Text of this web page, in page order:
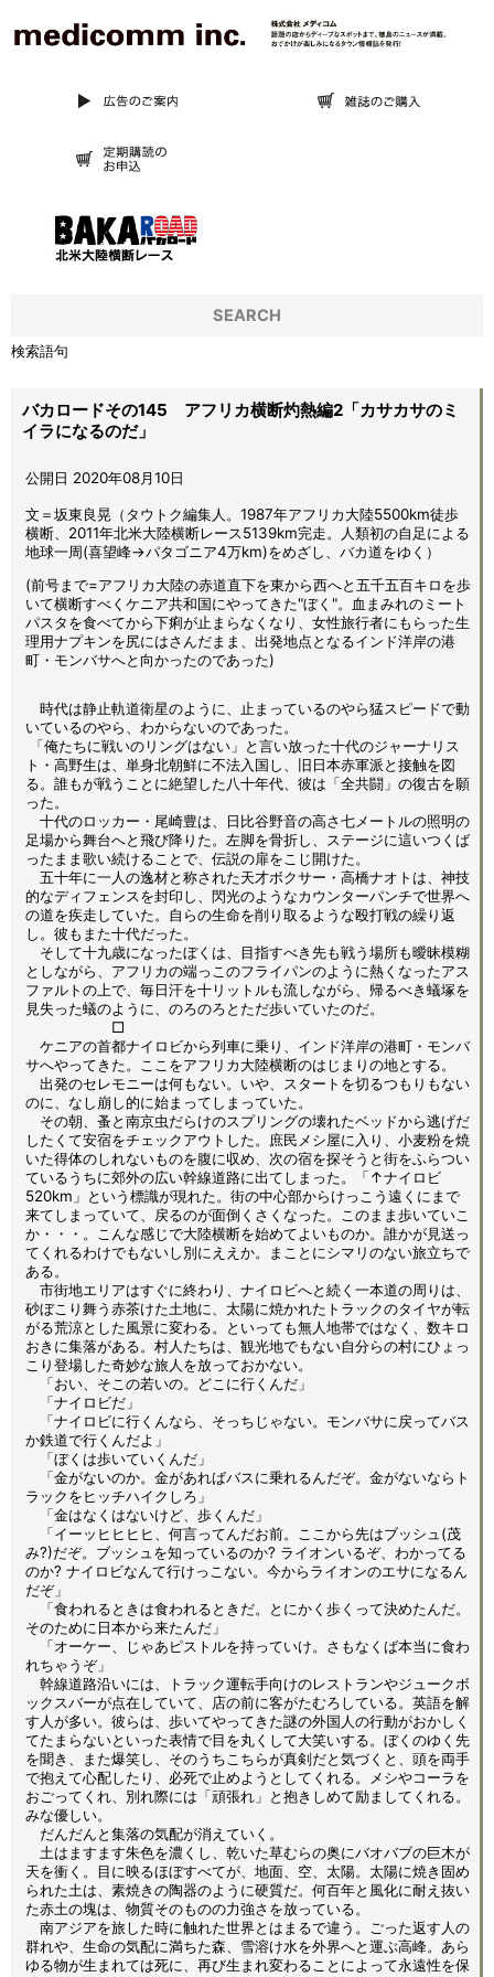
バカロードその145 アフリカ横断灼熱編2「カサカサのミ
イラになるのだ」
公開日 2020年08月10日
文＝坂東良晃（タウトク編集人。1987年アフリカ大陸5500km徒歩
横断、2011年北米大陸横断レース5139km完走。人類初の自足による
地球一周(喜望峰→パタゴニア4万km)をめざし、バカ道をゆく）
(前号まで=アフリカ大陸の赤道直下を東から西へと五千五百キロを歩
いて横断すべくケニア共和国にやってきた"ぼく"。血まみれのミート
パスタを食べてから下痢が止まらなくなり、女性旅行者にもらった生
理用ナプキンを尻にはさんだまま、出発地点となるインド洋岸の港
町・モンバサへと向かったのであった)
時代は静止軌道衛星のように、止まっているのやら猛スピードで動
いているのやら、わからないのであった。
「俺たちに戦いのリングはない」と言い放った十代のジャーナリス
ト・高野生は、単身北朝鮮に不法入国し、旧日本赤軍派と接触を図
る。誰もが戦うことに絶望した八十年代、彼は「全共闘」の復古を願
った。
十代のロッカー・尾崎豊は、日比谷野音の高さ七メートルの照明の
足場から舞台へと飛び降りた。左脚を骨折し、ステージに這いつくば
ったまま歌い続けることで、伝説の扉をこじ開けた。
五十年に一人の逸材と称された天才ボクサー・高橋ナオトは、神技
的なディフェンスを封印し、閃光のようなカウンターパンチで世界へ
の道を疾走していた。自らの生命を削り取るような殴打戦の繰り返
し。彼もまた十代だった。
そして十九歳になったぼくは、目指すべき先も戦う場所も曖昧模糊
としながら、アフリカの端っこのフライパンのように熱くなったアス
ファルトの上で、毎日汗を十リットルも流しながら、帰るべき蟻塚を
見失った蟻のように、のろのろとただ歩いていたのだ。
□
ケニアの首都ナイロビから列車に乗り、インド洋岸の港町・モンバ
サへやってきた。ここをアフリカ大陸横断のはじまりの地とする。
出発のセレモニーは何もない。いや、スタートを切るつもりもない
のに、なし崩し的に始まってしまっていた。
その朝、蚤と南京虫だらけのスプリングの壊れたベッドから逃げだ
したくて安宿をチェックアウトした。庶民メシ屋に入り、小麦粉を焼
いた得体のしれないものを腹に収め、次の宿を探そうと街をふらつい
ているうちに郊外の広い幹線道路に出てしまった。「↑ナイロビ
520km」という標識が現れた。街の中心部からけっこう遠くにまで
来てしまっていて、戻るのが面倒くさくなった。このまま歩いていこ
か・・・。こんな感じで大陸横断を始めてよいものか。誰かが見送っ
てくれるわけでもないし別にええか。まことにシマリのない旅立ちで
ある。
市街地エリアはすぐに終わり、ナイロビへと続く一本道の周りは、
砂ぼこり舞う赤茶けた土地に、太陽に焼かれたトラックのタイヤが転
がる荒涼とした風景に変わる。といっても無人地帯ではなく、数キロ
おきに集落がある。村人たちは、観光地でもない自分らの村にひょっ
こり登場した奇妙な旅人を放っておかない。
「おい、そこの若いの。どこに行くんだ」
「ナイロビだ」
「ナイロビに行くんなら、そっちじゃない。モンバサに戻ってバス
か鉄道で行くんだよ」
「ぼくは歩いていくんだ」
「金がないのか。金があればバスに乗れるんだぞ。金がないならト
ラックをヒッチハイクしろ」
「金はなくはないけど、歩くんだ」
「イーッヒヒヒヒ、何言ってんだお前。ここから先はブッシュ(茂
み?)だぞ。ブッシュを知っているのか? ライオンいるぞ、わかってる
のか? ナイロビなんて行けっこない。今からライオンのエサになるん
だぞ」
「食われるときは食われるときだ。とにかく歩くって決めたんだ。
そのために日本から来たんだ」
「オーケー、じゃあピストルを持っていけ。さもなくば本当に食わ
れちゃうぞ」
幹線道路沿いには、トラック運転手向けのレストランやジュークボ
ックスバーが点在していて、店の前に客がたむろしている。英語を解
す人が多い。彼らは、歩いてやってきた謎の外国人の行動がおかしく
てたまらないといった表情で目を丸くして大笑いする。ぼくのゆく先
を聞き、また爆笑し、そのうちこちらが真剣だと気づくと、頭を両手
で抱えて心配したり、必死で止めようとしてくれる。メシやコーラを
おごってくれ、別れ際には「頑張れ」と抱きしめて励ましてくれる。
みな優しい。
だんだんと集落の気配が消えていく。
土はますます朱色を濃くし、乾いた草むらの奥にバオバブの巨木が
天を衝く。目に映るほぼすべてが、地面、空、太陽。太陽に焼き固め
られた土は、素焼きの陶器のように硬質だ。何百年と風化に耐え抜い
た赤土の塊は、物質そのものの力強さを放っている。
南アジアを旅した時に触れた世界とはまるで違う。ごった返す人の
群れや、生命の気配に満ちた森、雪溶け水を外界へと運ぶ高峰。あら
ゆる物が生まれては死に、再び生まれ変わることによって永遠性を保
SEARCH
検索語句